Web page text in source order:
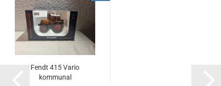
Fendt 415 Vario
kommunal